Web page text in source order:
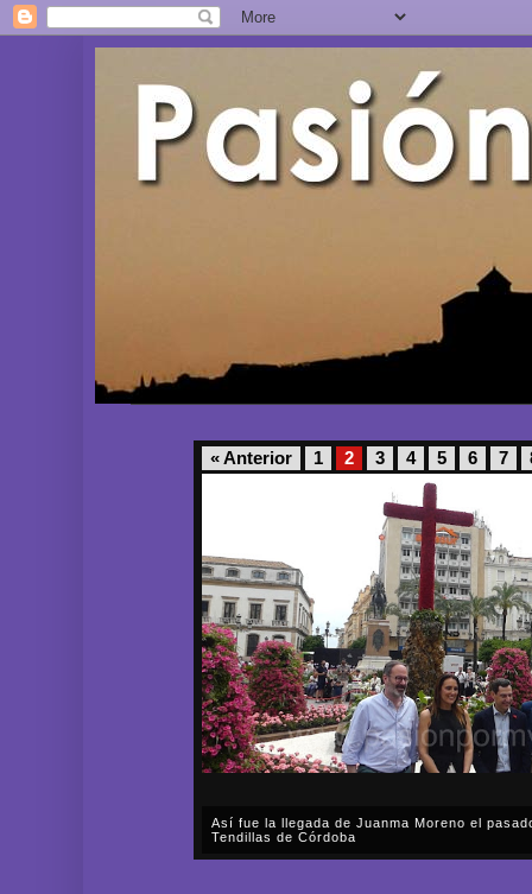
« Anterior 1 2 3 4 5 6 7
Así fue la llegada de Juanma Moreno el
Tendillas de Córdoba